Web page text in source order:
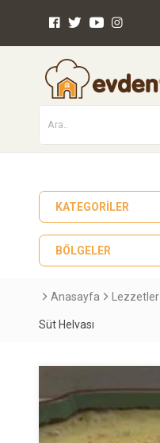
KATEGORILER
BÖLGELER
Anasayfa Lezzetler
Süt Helvası